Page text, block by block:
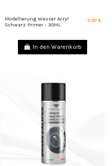
Modellierung Wasser Acryl
Schwarz Primer - 30ML
5,00 €
In den Warenkorb